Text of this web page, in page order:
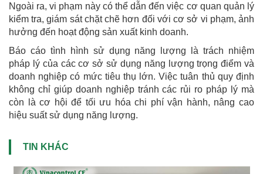
Ngoài ra, vi phạm này có thể dẫn đến việc cơ quan quản lý
kiểm tra, giám sát chặt chẽ hơn đối với cơ sở vi phạm, ảnh
hưởng đến hoạt động sản xuất kinh doanh.
Báo cáo tình hình sử dụng năng lượng là trách nhiệm
pháp lý của các cơ sở sử dụng năng lượng trọng điểm và
doanh nghiệp có mức tiêu thụ lớn. Việc tuân thủ quy định
không chỉ giúp doanh nghiệp tránh các rủi ro pháp lý mà
còn là cơ hội để tối ưu hóa chi phí vận hành, nâng cao
hiệu suất sử dụng năng lượng.
TIN KHÁC